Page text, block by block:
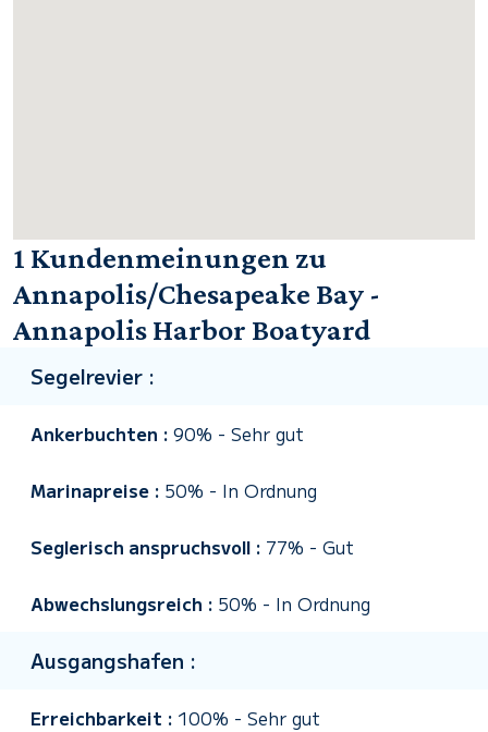
1 Kundenmeinungen zu
Annapolis/Chesapeake Bay -
Annapolis Harbor Boatyard
Segelrevier :
Ankerbuchten : 90% - Sehr gut
Marinapreise : 50% - In Ordnung
Seglerisch anspruchsvoll : 77% - Gut
Abwechslungsreich : 50% - In Ordnung
Ausgangshafen :
Erreichbarkeit : 100% - Sehr gut